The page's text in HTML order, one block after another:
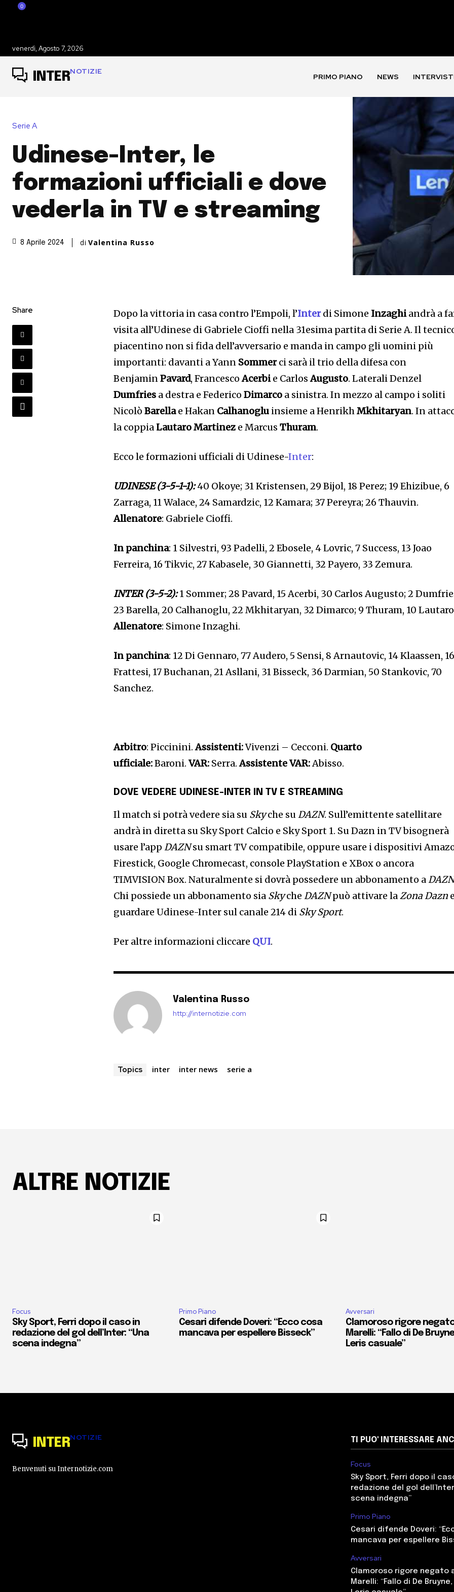
0
venerdì, Agosto 7, 2026
INTERNOTIZIE
PRIMO PIANO NEWS
Serie A
Udinese-Inter, le
formazioni ufficiali e dove
vederla in TV e streaming
8 Aprile 2024 di Valentina Russo
Share Dopo la vittoria in casa contro l’Empoli, l’Interdi Simone Inzaghiandrà a
visita all’Udinese di Gabriele Cioffi nella 31esima partita di Serie A. Il
piacentino non si fida dell’avversario e manda in campo gli uomini più
importanti: davanti a Yann Sommerci sarà il trio della difesa con
BenjaminPavard, FrancescoAcerbie CarlosAugusto. Laterali Denzel
Dumfries a destra e FedericoDimarco a sinistra. In mezzo al campo i soliti
NicolòBarellae Hakan Calhanoglu insieme a HenrikhMkhitaryan. In
la coppia Lautaro Martinez e MarcusThuram.
Ecco le formazioni ufficiali di Udinese-Inter:
UDINESE (3-5-1-1):40 Okoye; 31 Kristensen, 29 Bijol, 18 Perez; 19 Ehizibue, 6
Zarraga, 11 Walace, 24 Samardzic, 12 Kamara; 37 Pereyra; 26 Thauvin.
Allenatore: Gabriele Cioffi.
In panchina: 1 Silvestri, 93 Padelli, 2 Ebosele, 4 Lovric, 7 Success, 13 Joao
Ferreira, 16 Tikvic, 27 Kabasele, 30 Giannetti, 32 Payero, 33 Zemura.
INTER (3-5-2):1 Sommer; 28 Pavard, 15 Acerbi, 30 Carlos Augusto; 2
23 Barella, 20 Calhanoglu, 22 Mkhitaryan, 32 Dimarco; 9 Thuram, 10
Allenatore: Simone Inzaghi.
In panchina: 12 Di Gennaro, 77 Audero, 5 Sensi, 8 Arnautovic, 14 Klaassen, 16
Frattesi, 17 Buchanan, 21 Asllani, 31 Bisseck, 36 Darmian, 50 Stankovic, 70
Sanchez.
Arbitro: Piccinini.Assistenti:Vivenzi – Cecconi. Quarto
ufficiale:Baroni. VAR: Serra.Assistente VAR:Abisso.
DOVE VEDERE UDINESE-INTER IN TV E STREAMING
Il match si potrà vedere sia su Skyche suDAZN. Sull’emittente satellitare
andrà in diretta su Sky Sport Calcio e Sky Sport 1. Su Dazn in TV bisognerà
usare l’appDAZNsu smart TV compatibile, oppure usare i dispositivi
Firestick, Google Chromecast, console PlayStation e XBox o ancora
TIMVISION Box. Naturalmente si dovrà possedere un abbonamento a
Chi possiede un abbonamento sia SkycheDAZNpuò attivare laZona Dazn e
guardare Udinese-Inter sul canale 214 di Sky Sport.
Per altre informazioni cliccare QUI.
Valentina Russo
http://internotizie.com
Topics inter inter news serie a
ALTRE NOTIZIE
Focus
Sky Sport, Ferri dopo il caso in
redazione del gol dell’Inter: “Una
scena indegna”
Primo Piano
Cesari difende Doveri: “Ecco cosa
mancava per espellere Bisseck”
Avversari
Clamoroso rigore
Marelli: “Fallo di De
Leris casuale”
INTERNOTIZIE
Benvenuti su Internotizie.com
TI PUO' INTERESSARE
Focus
Sky Sport, Ferri dopo il
redazione del gol
scena indegna”
Primo Piano
Cesari difende Doveri:
mancava per espellere
Avversari
Clamoroso rigore negato
Marelli: “Fallo di De